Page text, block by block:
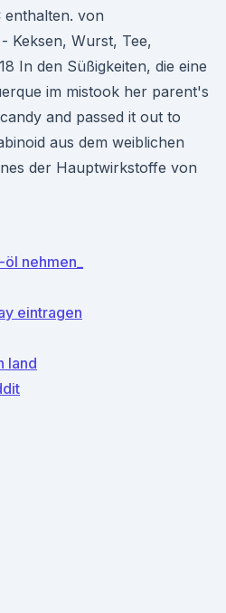
von
Keksen, Wurst, Tee,
In den Süßigkeiten, die eine
im mistook her parent's
and passed it out to
aus dem weiblichen
der Hauptwirkstoffe von
nehmen_
eintragen
land